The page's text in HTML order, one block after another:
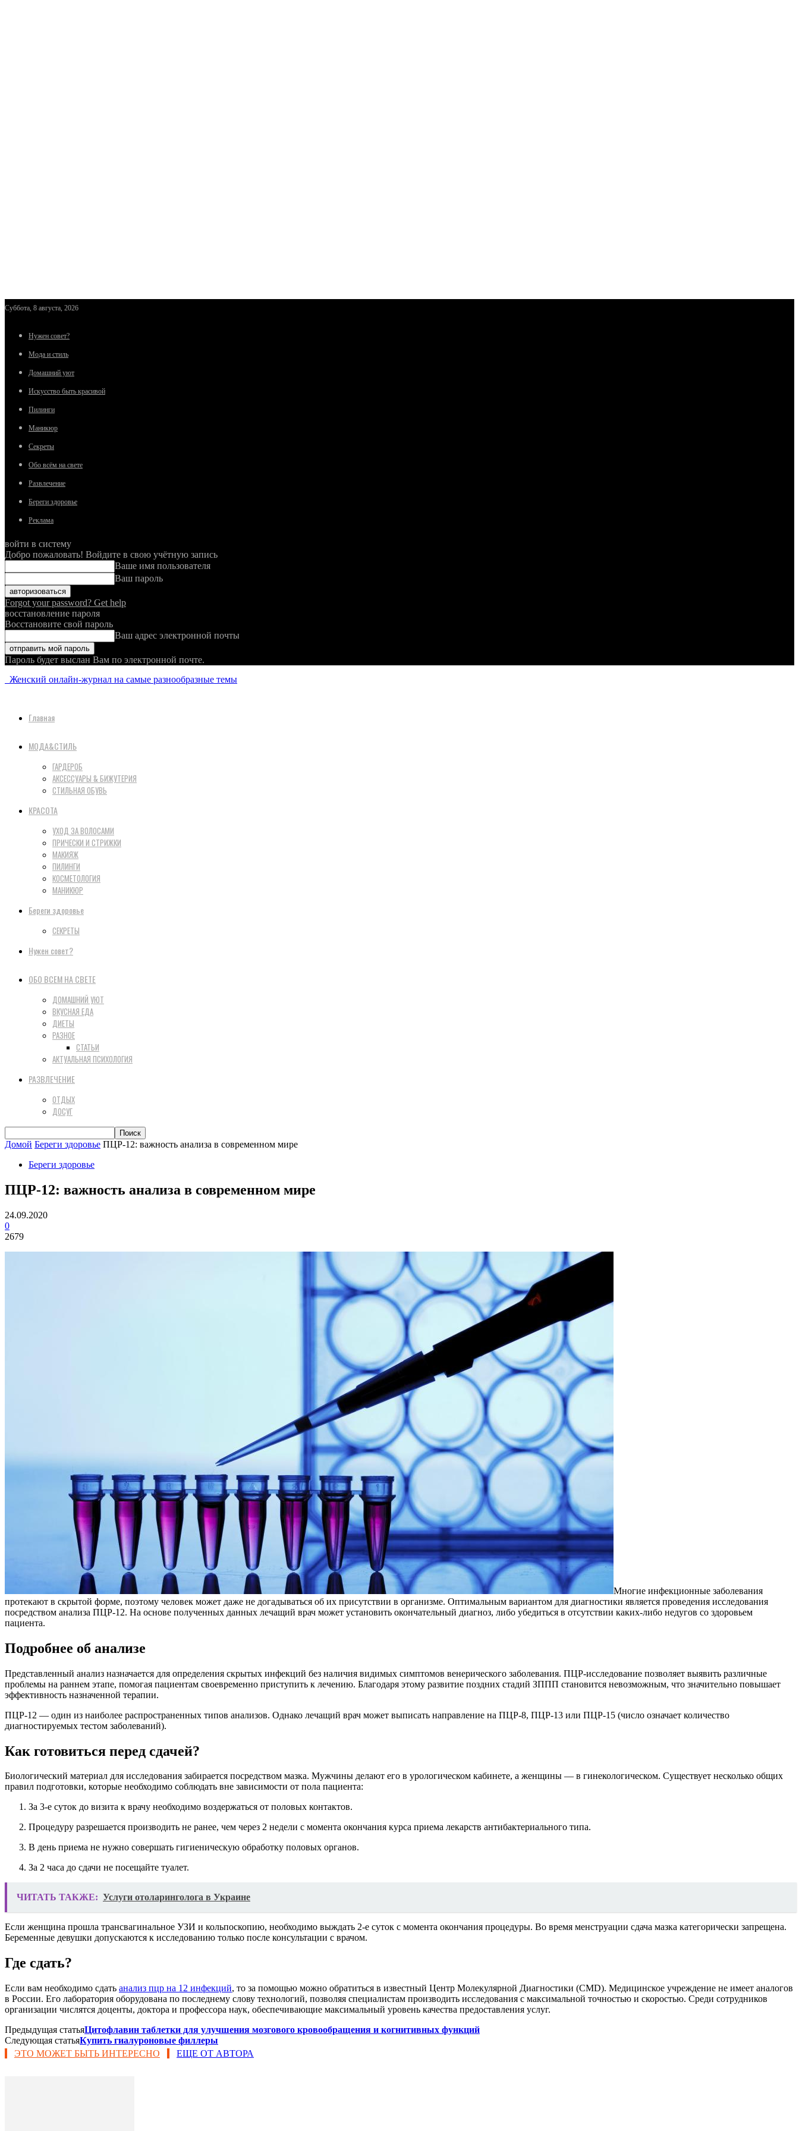
Суббота, 8 августа, 2026
Нужен совет?
Мода и стиль
Домашний уют
Искусство быть красивой
Пилинги
Маникюр
Секреты
Обо всём на свете
Развлечение
Береги здоровье
Реклама
войти в систему
Добро пожаловать! Войдите в свою учётную запись
Ваше имя пользователя
Ваш пароль
Forgot your password? Get help
восстановление пароля
Восстановите свой пароль
Ваш адрес электронной почты
Пароль будет выслан Вам по электронной почте.
Женский онлайн-журнал на самые разнообразные темы
Главная
МОДА&СТИЛЬ
ГАРДЕРОБ
АКСЕССУАРЫ & БИЖУТЕРИЯ
СТИЛЬНАЯ ОБУВЬ
КРАСОТА
УХОД ЗА ВОЛОСАМИ
ПРИЧЕСКИ И СТРИЖКИ
МАКИЯЖ
ПИЛИНГИ
КОСМЕТОЛОГИЯ
МАНИКЮР
Береги здоровье
СЕКРЕТЫ
Нужен совет?
ОБО ВСЕМ НА СВЕТЕ
ДОМАШНИЙ УЮТ
ВКУСНАЯ ЕДА
ДИЕТЫ
РАЗНОЕ
СТАТЬИ
АКТУАЛЬНАЯ ПСИХОЛОГИЯ
РАЗВЛЕЧЕНИЕ
ОТДЫХ
ДОСУГ
Домой Береги здоровье ПЦР-12: важность анализа в современном мире
Береги здоровье
ПЦР-12: важность анализа в современном мире
24.09.2020
0
2679
Многие инфекционные заболевания
протекают в скрытой форме, поэтому человек может даже не догадываться об их присутствии в организме. Оптимальным вариантом для диагностики является проведения исследования
посредством анализа ПЦР-12. На основе полученных данных лечащий врач может установить окончательный диагноз, либо убедиться в отсутствии каких-либо недугов со здоровьем
пациента.
Подробнее об анализе
Представленный анализ назначается для определения скрытых инфекций без наличия видимых симптомов венерического заболевания. ПЦР-исследование позволяет выявить различные
проблемы на раннем этапе, помогая пациентам своевременно приступить к лечению. Благодаря этому развитие поздних стадий ЗППП становится невозможным, что значительно повышает
эффективность назначенной терапии.
ПЦР-12 — один из наиболее распространенных типов анализов. Однако лечащий врач может выписать направление на ПЦР-8, ПЦР-13 или ПЦР-15 (число означает количество
диагностируемых тестом заболеваний).
Как готовиться перед сдачей?
Биологический материал для исследования забирается посредством мазка. Мужчины делают его в урологическом кабинете, а женщины — в гинекологическом. Существует несколько общих
правил подготовки, которые необходимо соблюдать вне зависимости от пола пациента:
За 3-е суток до визита к врачу необходимо воздержаться от половых контактов.
Процедуру разрешается производить не ранее, чем через 2 недели с момента окончания курса приема лекарств антибактериального типа.
В день приема не нужно совершать гигиеническую обработку половых органов.
За 2 часа до сдачи не посещайте туалет.
ЧИТАТЬ ТАКЖЕ: Услуги отоларинголога в Украине
Если женщина прошла трансвагинальное УЗИ и кольпоскопию, необходимо выждать 2-е суток с момента окончания процедуры. Во время менструации сдача мазка категорически запрещена.
Беременные девушки допускаются к исследованию только после консультации с врачом.
Где сдать?
Если вам необходимо сдать анализ пцр на 12 инфекций, то за помощью можно обратиться в известный Центр Молекулярной Диагностики (CMD). Медицинское учреждение не имеет аналогов
в России. Его лаборатория оборудована по последнему слову технологий, позволяя специалистам производить исследования с максимальной точностью и скоростью. Среди сотрудников
организации числятся доценты, доктора и профессора наук, обеспечивающие максимальный уровень качества предоставления услуг.
Предыдущая статьяЦитофлавин таблетки для улучшения мозгового кровообращения и когнитивных функций
Следующая статьяКупить гиалуроновые филлеры
ЭТО МОЖЕТ БЫТЬ ИНТЕРЕСНО
ЕЩЕ ОТ АВТОРА